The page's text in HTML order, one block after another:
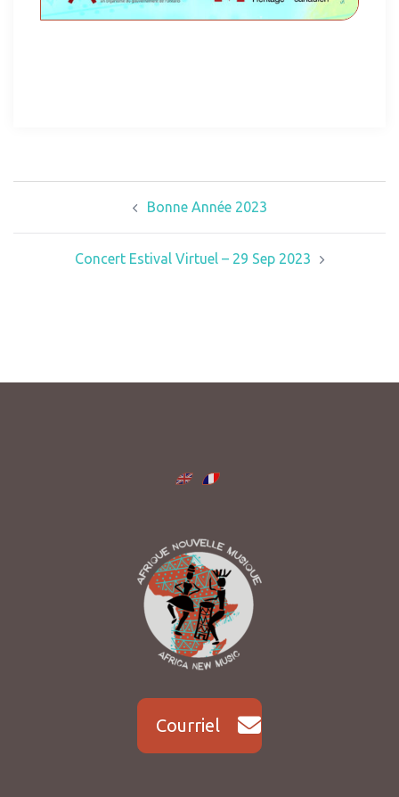
Bonne Année 2023
Concert Estival Virtuel – 29 Sep 2023
Courriel